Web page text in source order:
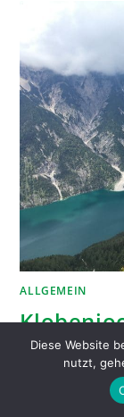
ALLGEMEIN
HURRA, es
Sonntag,
Corona – es
Diese Website
nutzt,